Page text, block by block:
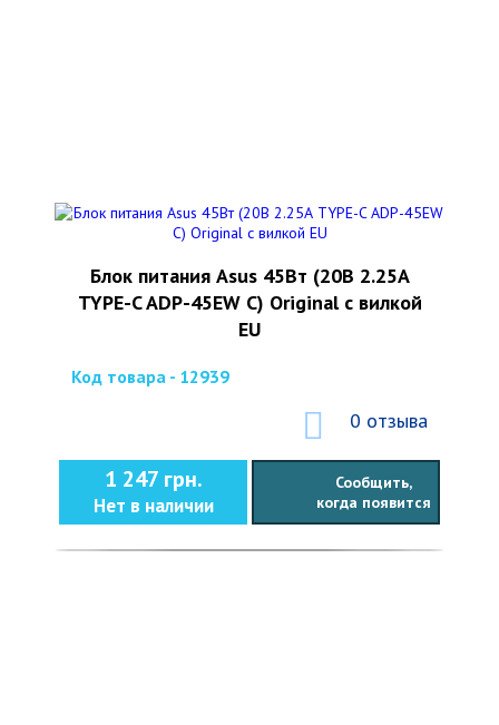
Блок питания Asus 45Вт (20В 2.25А
TYPE-C ADP-45EW C) Original с вилкой
EU
Код товара - 12939
0 отзыва
1 247 грн.
Нет в наличии
Сообщить,
когда появится